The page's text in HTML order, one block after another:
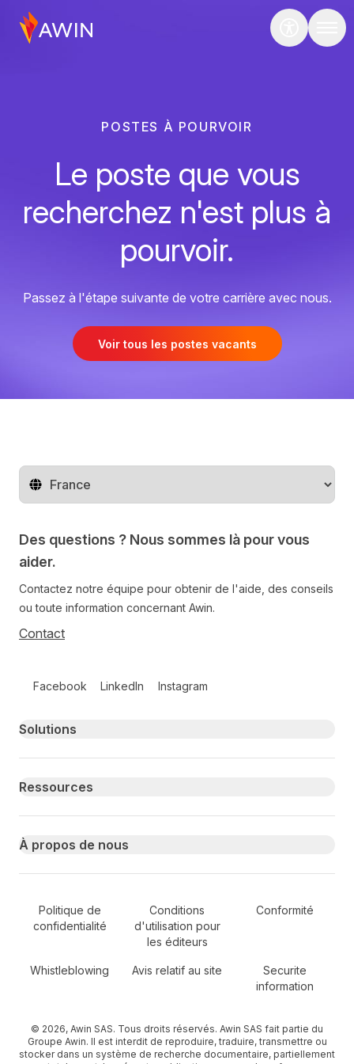
POSTES À POURVOIR
Le poste que vous
recherchez n'est plus à
pourvoir.
Passez à l'étape suivante de votre carrière avec nous.
Voir tous les postes vacants
Changer de pays
Des questions ? Nous sommes là pour vous
aider.
Contactez notre équipe pour obtenir de l'aide, des conseils
ou toute information concernant Awin.
Contact
Facebook LinkedIn Instagram
Primary footer navigation
Solutions
Ressources
À propos de nous
Secondary Footer Navigation
Politique de
confidentialité
Conditions
d'utilisation pour
les éditeurs
Conformité
Whistleblowing Avis relatif au site
Securite
information
© 2026, Awin SAS. Tous droits réservés. Awin SAS fait partie du
Groupe Awin. Il est interdit de reproduire, traduire, transmettre ou
stocker dans un système de recherche documentaire, partiellement